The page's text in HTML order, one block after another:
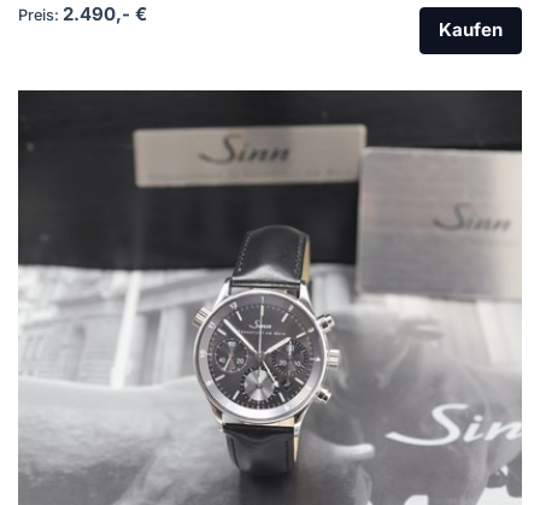
Preis: 2.490,- €
Kaufen